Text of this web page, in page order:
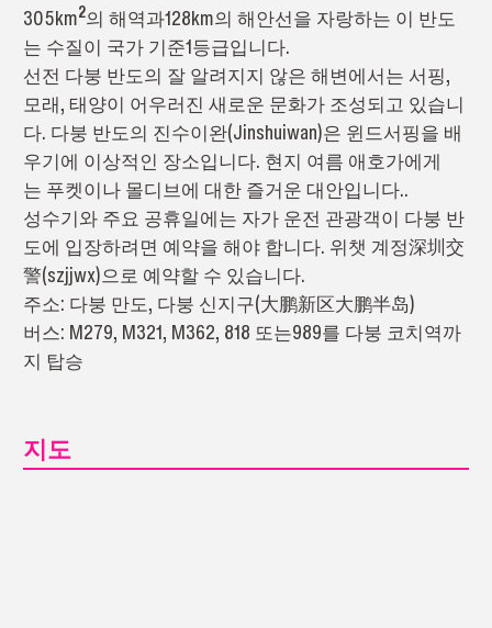
305km2의 해역과128km의 해안선을 자랑하는 이 반도
는 수질이 국가 기준1등급입니다.
선전 다붕 반도의 잘 알려지지 않은 해변에서는 서핑,
모래, 태양이 어우러진 새로운 문화가 조성되고 있습니
다. 다붕 반도의 진수이완(Jinshuiwan)은 윈드서핑을 배
우기에 이상적인 장소입니다. 현지 여름 애호가에게
는 푸켓이나 몰디브에 대한 즐거운 대안입니다..
성수기와 주요 공휴일에는 자가 운전 관광객이 다붕 반
도에 입장하려면 예약을 해야 합니다. 위챗 계정深圳交
警(szjjwx)으로 예약할 수 있습니다.
주소: 다붕 만도, 다붕 신지구(大鹏新区大鹏半岛)
버스: M279, M321, M362, 818 또는989를 다붕 코치역까
지 탑승
지도